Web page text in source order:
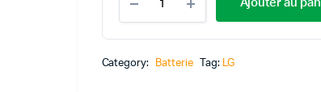
RESU
10H
Haute
Ajouter au
Category: Batterie Tag: LG